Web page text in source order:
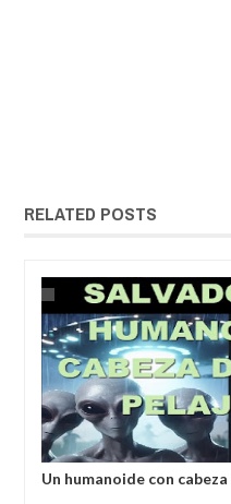
RELATED POSTS
Un humanoide con cabeza
EXTRANOTIX MISTERIO